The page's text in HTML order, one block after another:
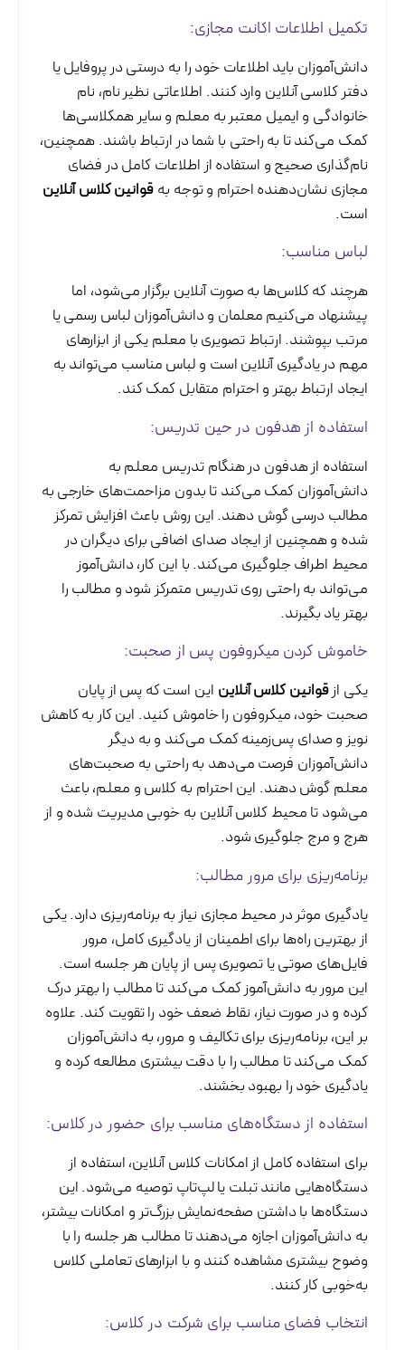
تکمیل اطلاعات اکانت مجازی:
دانش‌آموزان باید اطلاعات خود را به درستی در پروفایل یا
دفتر کلاسی آنلاین وارد کنند. اطلاعاتی نظیر نام، نام
خانوادگی و ایمیل معتبر به معلم و سایر همکلاسی‌ها
کمک می‌کند تا به راحتی با شما در ارتباط باشند. همچنین،
نام‌گذاری صحیح و استفاده از اطلاعات کامل در فضای
مجازی نشان‌دهنده احترام و توجه بهقوانین کلاس آنلاین
است.
لباس مناسب:
هرچند که کلاس‌ها به صورت آنلاین برگزار می‌شود، اما
پیشنهاد می‌کنیم معلمان و دانش‌آموزان لباس رسمی یا
مرتب بپوشند. ارتباط تصویری با معلم یکی از ابزارهای
مهم در یادگیری آنلاین است و لباس مناسب می‌تواند به
ایجاد ارتباط بهتر و احترام متقابل کمک کند.
استفاده از هدفون در حین تدریس:
استفاده از هدفون در هنگام تدریس معلم به
دانش‌آموزان کمک می‌کند تا بدون مزاحمت‌های خارجی به
مطالب درسی گوش دهند. این روش باعث افزایش تمرکز
شده و همچنین از ایجاد صدای اضافی برای دیگران در
محیط اطراف جلوگیری می‌کند. با این کار، دانش‌آموز
می‌تواند به راحتی روی تدریس متمرکز شود و مطالب را
بهتر یاد بگیرند.
خاموش کردن میکروفون پس از صحبت:
یکی ازقوانین کلاس آنلاین این است که پس از پایان
صحبت خود، میکروفون را خاموش کنید. این کار به کاهش
نویز و صدای پس‌زمینه کمک می‌کند و به دیگر
دانش‌آموزان فرصت می‌دهد به راحتی به صحبت‌های
معلم گوش دهند. این احترام به کلاس و معلم، باعث
می‌شود تا محیط کلاس آنلاین به خوبی مدیریت شده و از
هرج و مرج جلوگیری شود.
برنامه‌ریزی برای مرور مطالب:
یادگیری موثر در محیط مجازی نیاز به برنامه‌ریزی دارد. یکی
از بهترین راه‌ها برای اطمینان از یادگیری کامل، مرور
فایل‌های صوتی یا تصویری پس از پایان هر جلسه است.
این مرور به دانش‌آموز کمک می‌کند تا مطالب را بهتر درک
کرده و در صورت نیاز، نقاط ضعف خود را تقویت کند. علاوه
بر این، برنامه‌ریزی برای تکالیف و مرور، به دانش‌آموزان
کمک می‌کند تا مطالب را با دقت بیشتری مطالعه کرده و
یادگیری خود را بهبود بخشند.
استفاده از دستگاه‌های مناسب برای حضور در کلاس:
برای استفاده کامل از امکانات کلاس آنلاین، استفاده از
دستگاه‌هایی مانند تبلت یا لپ‌تاپ توصیه می‌شود. این
دستگاه‌ها با داشتن صفحه‌نمایش بزرگ‌تر و امکانات بیشتر،
به دانش‌آموزان اجازه می‌دهند تا مطالب هر جلسه را با
وضوح بیشتری مشاهده کنند و با ابزارهای تعاملی کلاس
به‌خوبی کار کنند.
انتخاب فضای مناسب برای شرکت در کلاس: